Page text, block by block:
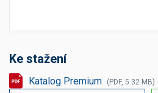
Ke stažení
Katalog Premium (PDF, 5.32 MB)